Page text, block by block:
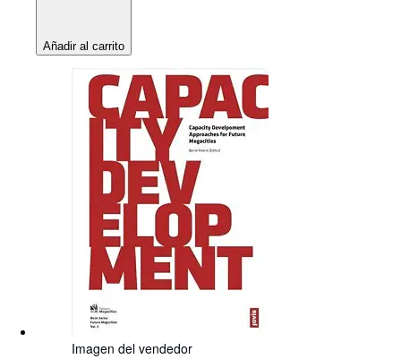
Añadir al carrito
Imagen del vendedor